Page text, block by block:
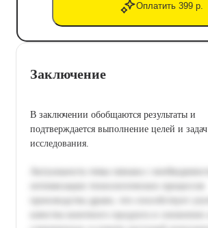
Оплатить 399 р.
Заключение
В заключении обобщаются результаты и
подтверждается выполнение целей и задач
исследования.